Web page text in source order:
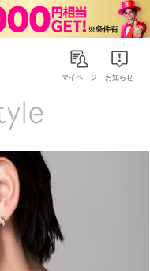
RAXYマイページ お知らせ